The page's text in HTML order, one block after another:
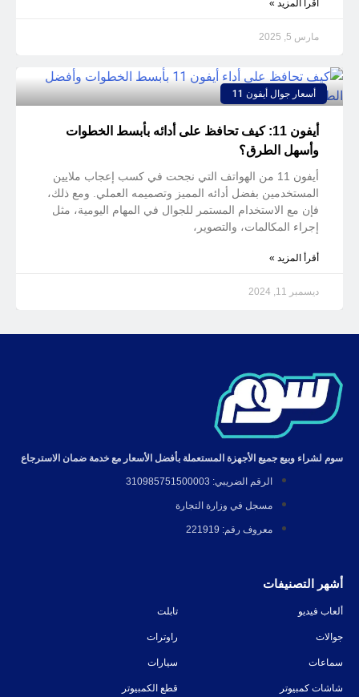
أقرأ المزيد »
مارس 5, 2025
أسعار جوال أيفون 11
أيفون 11: كيف تحافظ على أدائه بأبسط الخطوات
وأسهل الطرق؟
أيفون 11 من الهواتف التي نجحت في كسب إعجاب ملايين
المستخدمين بفضل أدائه المميز وتصميمه العملي. ومع ذلك،
فإن مع الاستخدام المستمر للجوال في المهام اليومية، مثل
إجراء المكالمات، والتصوير،
أقرأ المزيد »
ديسمبر 11, 2024
سوم لشراء وبيع جميع الأجهزة المستعملة بأفضل الأسعار مع خدمة ضمان الاسترجاع
الرقم الضريبي: 310985751500003
مسجل في وزارة التجارة
معروف رقم: 221919
أشهر التصنيفات
ألعاب فيديو تابلت
جوالات راوترات
سماعات سيارات
شاشات كمبيوتر قطع الكمبيوتر